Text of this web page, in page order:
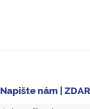
Napište nám |